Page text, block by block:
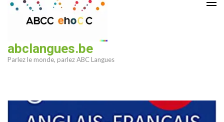
abclangues.be
Parlez le monde, parlez ABC Langues